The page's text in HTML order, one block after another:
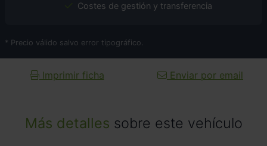
Más detalles sobre este vehículo
Costes de gestión y transferencia
* Precio válido salvo error tipográfico.
Imprimir ficha Enviar por email